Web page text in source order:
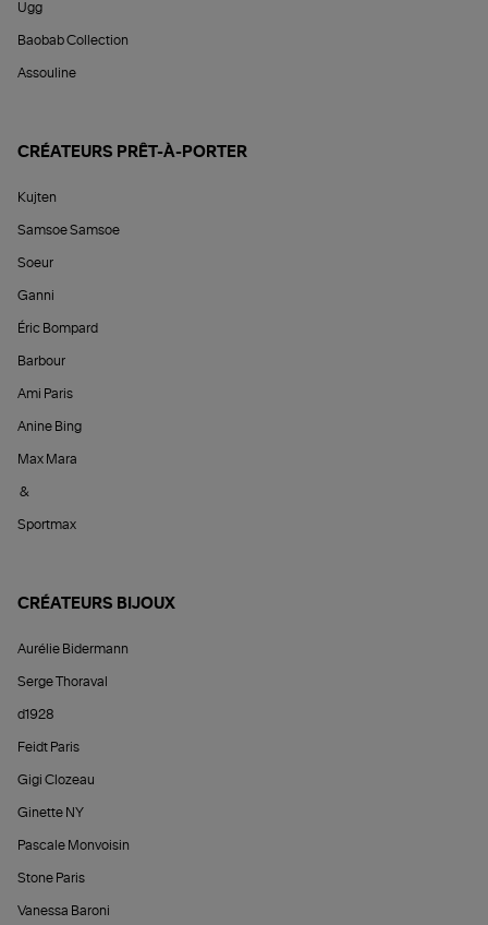
Ugg
Baobab Collection
Assouline
CRÉATEURS PRÊT-À-PORTER
Kujten
Samsoe Samsoe
Soeur
Ganni
Éric Bompard
Barbour
Ami Paris
Anine Bing
Max Mara
&
Sportmax
CRÉATEURS BIJOUX
Aurélie Bidermann
Serge Thoraval
d1928
Feidt Paris
Gigi Clozeau
Ginette NY
Pascale Monvoisin
Stone Paris
Vanessa Baroni